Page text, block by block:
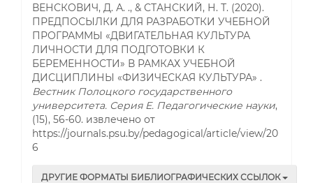
ВЕНСКОВИЧ, Д. А. ., & СТАНСКИЙ, Н. Т. (2020).
ПРЕДПОСЫЛКИ ДЛЯ РАЗРАБОТКИ УЧЕБНОЙ
ПРОГРАММЫ «ДВИГАТЕЛЬНАЯ КУЛЬТУРА
ЛИЧНОСТИ ДЛЯ ПОДГОТОВКИ К
БЕРЕМЕННОСТИ» В РАМКАХ УЧЕБНОЙ
ДИСЦИПЛИНЫ «ФИЗИЧЕСКАЯ КУЛЬТУРА» .
Вестник Полоцкого государственного
университета. Серия E. Педагогические науки,
(15), 56-60. извлечено от
https://journals.psu.by/pedagogical/article/view/20
6
ДРУГИЕ ФОРМАТЫ БИБЛИОГРАФИЧЕСКИХ ССЫЛОК